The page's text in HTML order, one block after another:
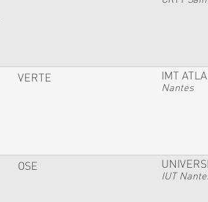
VERTE IMT
Nantes
OSE
IUT